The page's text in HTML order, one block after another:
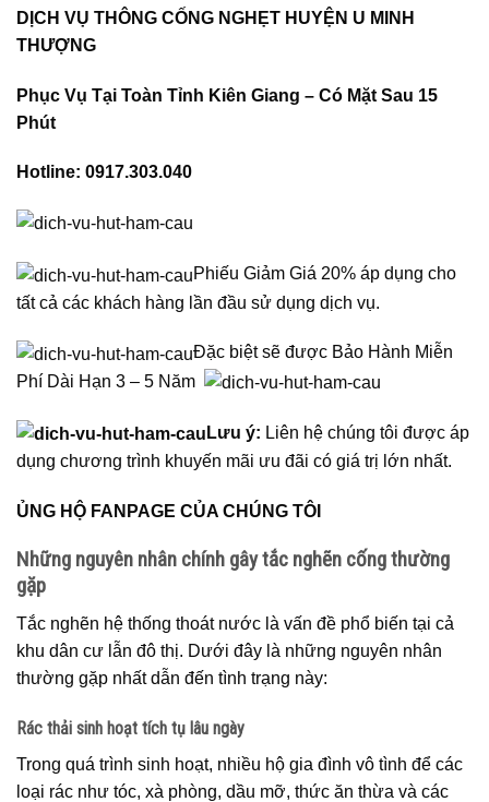
DỊCH VỤ THÔNG CỐNG NGHẸT HUYỆN U MINH
THƯỢNG
Phục Vụ Tại Toàn Tỉnh Kiên Giang – Có Mặt Sau 15
Phút
Hotline: 0917.303.040
Phiếu Giảm Giá 20% áp dụng cho
tất cả các khách hàng lần đầu sử dụng dịch vụ.
Đặc biệt sẽ được Bảo Hành Miễn
Phí Dài Hạn 3 – 5 Năm
Lưu ý: Liên hệ chúng tôi được áp
dụng chương trình khuyến mãi ưu đãi có giá trị lớn nhất.
ỦNG HỘ FANPAGE CỦA CHÚNG TÔI
Những nguyên nhân chính gây tắc nghẽn cống thường
gặp
Tắc nghẽn hệ thống thoát nước là vấn đề phổ biến tại cả
khu dân cư lẫn đô thị. Dưới đây là những nguyên nhân
thường gặp nhất dẫn đến tình trạng này:
Rác thải sinh hoạt tích tụ lâu ngày
Trong quá trình sinh hoạt, nhiều hộ gia đình vô tình để các
loại rác như tóc, xà phòng, dầu mỡ, thức ăn thừa và các